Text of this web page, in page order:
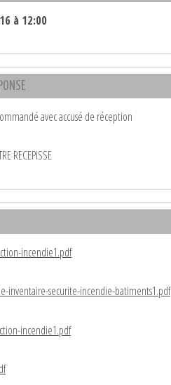
à 12:00
avec accusé de réception
RECEPISSE
incendie1.pdf
inventaire-securite-incendie-batiments1.pdf
incendie1.pdf